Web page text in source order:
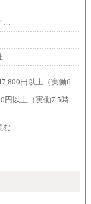
…
…
円以上（実働6
（実働7.5時
7.5時間）
6時間）
）
む